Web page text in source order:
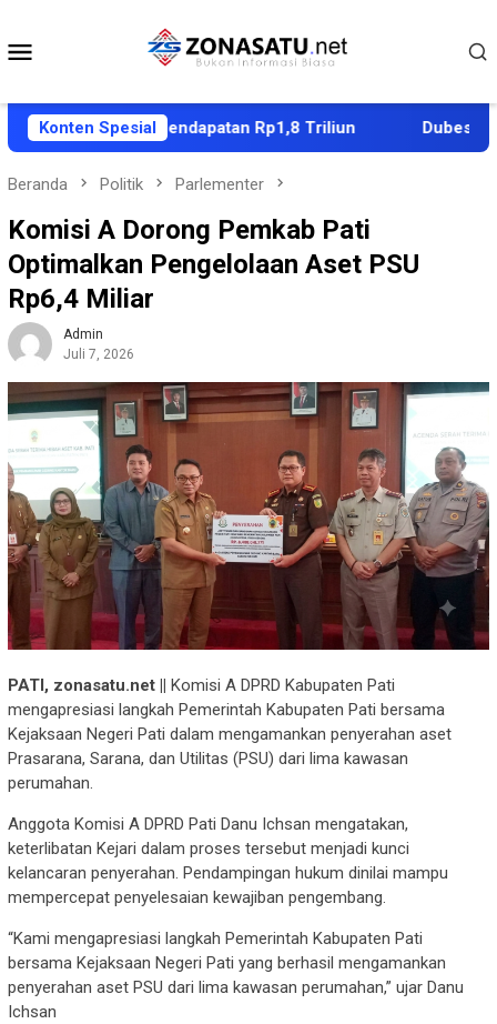
konten
Konten Spesial
Proyeksi Pendapatan Rp1,8 Triliun Dubes Singapura
Beranda Politik Parlementer
Komisi A Dorong Pemkab Pati
Optimalkan Pengelolaan Aset PSU
Rp6,4 Miliar
Admin
Juli 7, 2026
PATI, zonasatu.net ||
Komisi A DPRD Kabupaten Pati
mengapresiasi langkah Pemerintah Kabupaten Pati bersama
Kejaksaan Negeri Pati dalam mengamankan penyerahan aset
Prasarana, Sarana, dan Utilitas (PSU) dari lima kawasan
perumahan.
Anggota Komisi A DPRD Pati Danu Ichsan mengatakan,
keterlibatan Kejari dalam proses tersebut menjadi kunci
kelancaran penyerahan. Pendampingan hukum dinilai mampu
mempercepat penyelesaian kewajiban pengembang.
“Kami mengapresiasi langkah Pemerintah Kabupaten Pati
bersama Kejaksaan Negeri Pati yang berhasil mengamankan
penyerahan aset PSU dari lima kawasan perumahan,” ujar Danu
Ichsan